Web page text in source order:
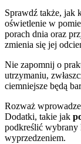
Sprawdź także, jak
oświetlenie w
porach dnia oraz
zmienia się jej
Nie zapomnij o
utrzymaniu,
ciemniejsze będą
Rozważ
Dodatki, takie jak
podkreślić wybrany
wyprzedzeniem.